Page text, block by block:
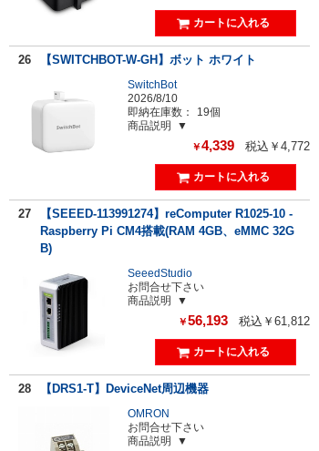
26 【SWITCHBOT-W-GH】ボット ホワイト
SwitchBot
2026/8/10
即納在庫数：
19個
商品説明
￥4,339 税込￥4,772
27
【SEEED-113991274】reComputer R1025-10 -
Raspberry Pi CM4搭載(RAM 4GB、eMMC 32G
B)
SeeedStudio
お問合せ下さい
商品説明
￥56,193 税込￥61,812
28 【DRS1-T】DeviceNet周辺機器
OMRON
お問合せ下さい
商品説明